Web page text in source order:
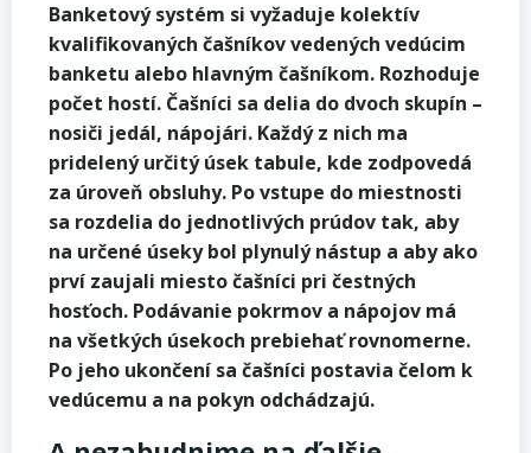
Banketový systém si vyžaduje kolektív
kvalifikovaných čašníkov vedených vedúcim
banketu alebo hlavným čašníkom. Rozhoduje
počet hostí. Čašníci sa delia do dvoch skupín –
nosiči jedál, nápojári. Každý z nich ma
pridelený určitý úsek tabule, kde zodpovedá
za úroveň obsluhy. Po vstupe do miestnosti
sa rozdelia do jednotlivých prúdov tak, aby
na určené úseky bol plynulý nástup a aby ako
prví zaujali miesto čašníci pri čestných
hosťoch. Podávanie pokrmov a nápojov má
na všetkých úsekoch prebiehať rovnomerne.
Po jeho ukončení sa čašníci postavia čelom k
vedúcemu a na pokyn odchádzajú.